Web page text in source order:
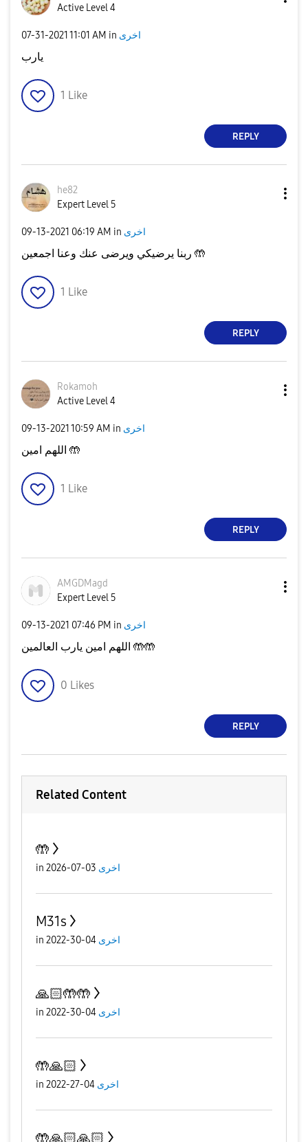
Active Level 4
‎07-31-2021 11:01 AM in اخرى
يارب
1 Like
REPLY
he82
Expert Level 5
‎09-13-2021 06:19 AM in اخرى
ربنا يرضيكي ويرضى عنك وعنا اجمعين 🤲
1 Like
REPLY
Rokamoh
Active Level 4
‎09-13-2021 10:59 AM in اخرى
اللهم امين 🤲
1 Like
REPLY
AMGDMagd
Expert Level 5
‎09-13-2021 07:46 PM in اخرى
اللهم امين يارب العالمين 🤲🤲
0 Likes
REPLY
Related Content
🤲
in اخرى 03-07-2026
M31s
in اخرى 04-30-2022
🙏🏻🤲🤲
in اخرى 04-30-2022
🤲🙏🏻
in اخرى 04-27-2022
🤲🙏🏻🙏🏻